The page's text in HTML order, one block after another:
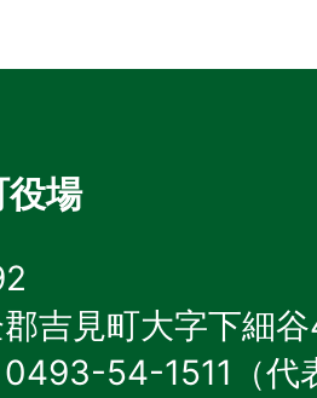
役場
吉見町大字下細谷
0493-54-1511（代